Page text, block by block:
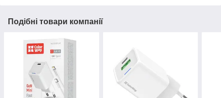
Подібні товари компанії